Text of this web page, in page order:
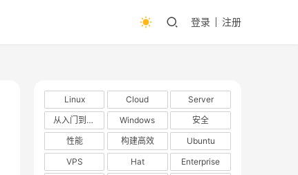
登录 注册
Linux Cloud
Server
从入门到精通
Windows
安全
性能
构建高效
Ubuntu
VPS
Hat
Enterprise